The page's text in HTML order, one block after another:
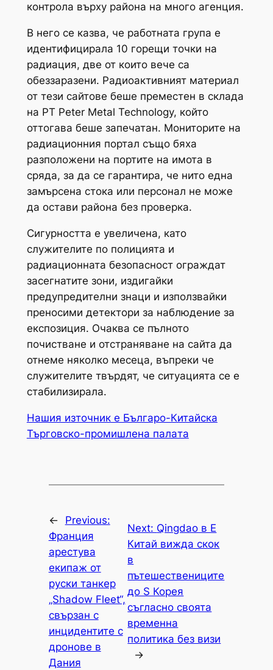
контрола върху района на много агенция.
В него се казва, че работната група е
идентифицирала 10 горещи точки на
радиация, две от които вече са
обеззаразени. Радиоактивният материал
от тези сайтове беше преместен в склада
на PT Peter Metal Technology, който
оттогава беше запечатан. Мониторите на
радиационния портал също бяха
разположени на портите на имота в
сряда, за да се гарантира, че нито една
замърсена стока или персонал не може
да остави района без проверка.
Сигурността е увеличена, като
служителите по полицията и
радиационната безопасност ограждат
засегнатите зони, издигайки
предупредителни знаци и използвайки
преносими детектори за наблюдение за
експозиция. Очаква се пълното
почистване и отстраняване на сайта да
отнеме няколко месеца, въпреки че
служителите твърдят, че ситуацията се е
стабилизирала.
Нашия източник е Българо-Китайска
Търговско-промишлена палaта
←
Previous:
Франция
арестува
екипаж от
руски танкер
„Shadow Fleet“,
свързан с
инцидентите с
дронове в
Дания
Next: Qingdao в Е
Китай вижда скок
в
пътешествениците
до S Корея
съгласно своята
временна
политика без визи
→